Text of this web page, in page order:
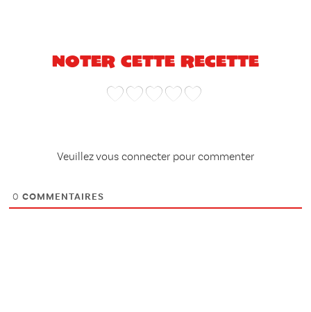
Noter cette recette
Veuillez vous connecter pour commenter
0 COMMENTAIRES